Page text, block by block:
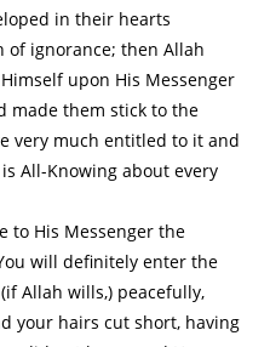
in their hearts
ignorance; then Allah
upon His Messenger
made them stick to the
very much entitled to it and
All-Knowing about every
to His Messenger the
will definitely enter the
Allah wills,) peacefully,
your hairs cut short, having